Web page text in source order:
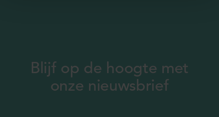
Blijf op de hoogte met
onze nieuwsbrief